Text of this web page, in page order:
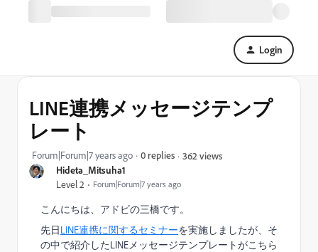
Login
Hideta_Mitsuha1
Level 2 Forum|Forum|7 years ago
LINE連携メッセージテンプ
レート
Forum|Forum|7 years ago 0 replies 362 views
こんにちは、アドビの三橋です。
先日LINE連携に関するセミナーを実施しましたが、そ
の中で紹介したLINEメッセージテンプレートがこちら